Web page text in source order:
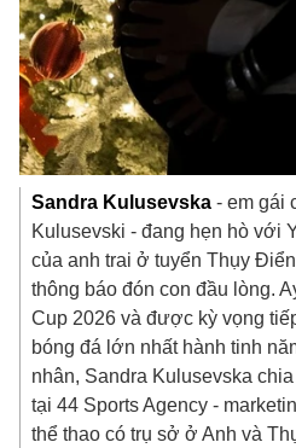
Sandra Kulusevska- em gái
Kulusevski - đang hẹn hò với
của anh trai ở tuyển Thụy
thông báo đón con đầu lòng.
Cup 2026 và được kỳ vọng
bóng đá lớn nhất hành tinh
nhân, Sandra Kulusevska
tại 44 Sports Agency -
thể thao có trụ sở ở Anh và